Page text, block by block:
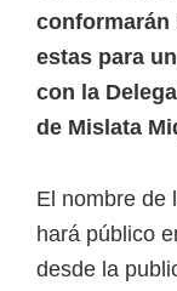
conformarán
estas para
con la
de Mislata
El nombre de
hará público
desde la